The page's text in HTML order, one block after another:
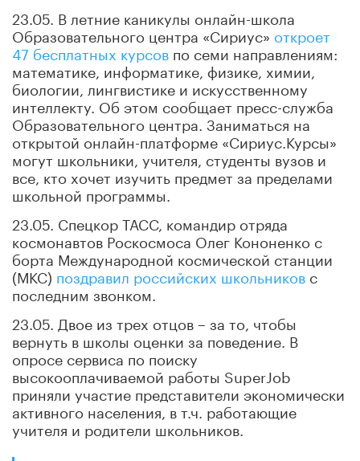
23.05. В летние каникулы онлайн-школа
Образовательного центра «Сириус» откроет
47 бесплатных курсов по семи направлениям:
математике, информатике, физике, химии,
биологии, лингвистике и искусственному
интеллекту. Об этом сообщает пресс-служба
Образовательного центра. Заниматься на
открытой онлайн-платформе «Сириус.Курсы»
могут школьники, учителя, студенты вузов и
все, кто хочет изучить предмет за пределами
школьной программы.
23.05. Спецкор ТАСС, командир отряда
космонавтов Роскосмоса Олег Кононенко с
борта Международной космической станции
(МКС) поздравил российских школьников с
последним звонком.
23.05. Двое из трех отцов – за то, чтобы
вернуть в школы оценки за поведение. В
опросе сервиса по поиску
высокооплачиваемой работы SuperJob
приняли участие представители экономически
активного населения, в т.ч. работающие
учителя и родители школьников.